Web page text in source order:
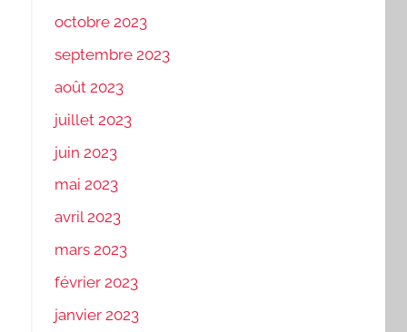
octobre 2023
septembre 2023
août 2023
juillet 2023
juin 2023
mai 2023
avril 2023
mars 2023
février 2023
janvier 2023